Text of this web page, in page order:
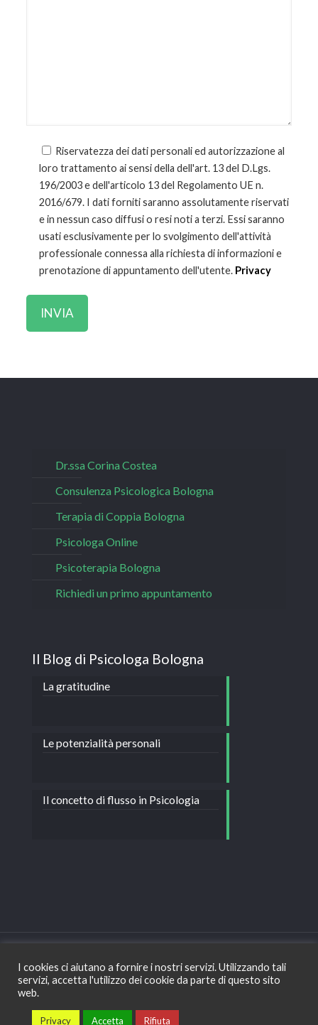
Riservatezza dei dati personali ed autorizzazione al
loro trattamento ai sensi della dell'art. 13 del D.Lgs.
196/2003 e dell'articolo 13 del Regolamento UE n.
2016/679. I dati forniti saranno assolutamente riservati
e in nessun caso diffusi o resi noti a terzi. Essi saranno
usati esclusivamente per lo svolgimento dell'attività
professionale connessa alla richiesta di informazioni e
prenotazione di appuntamento dell'utente. Privacy
Dr.ssa Corina Costea
Consulenza Psicologica Bologna
Terapia di Coppia Bologna
Psicologa Online
Psicoterapia Bologna
Richiedi un primo appuntamento
Il Blog di Psicologa Bologna
La gratitudine
Le potenzialità personali
Il concetto di flusso in Psicologia
Copyright © Dott.ssa Corina Costea - Psicologa e
I cookies ci aiutano a fornire i nostri servizi. Utilizzando tali
servizi, accetta l'utilizzo dei cookie da parte di questo sito
web.
Privacy Accetta Rifiuta